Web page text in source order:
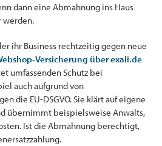
dann eine Abmahnung ins Haus
werden.
ihr Business rechtzeitig gegen neue
Versicherung über exali.de
umfassenden Schutz bei
auch aufgrund von
die EU-DSGVO. Sie klärt auf eigene
übernimmt beispielsweise Anwalts,
Ist die Abmahnung berechtigt,